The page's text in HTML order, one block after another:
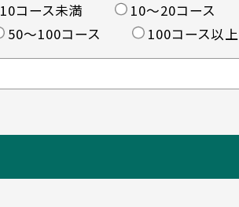
10コース未満 10〜20コース
50〜100コース
100コース以上